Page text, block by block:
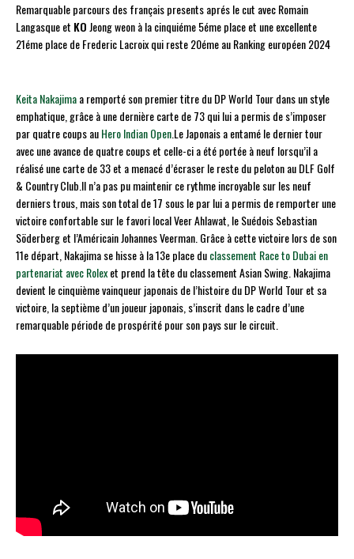
Remarquable parcours des français presents aprés le cut avec Romain
Langasque et KO Jeong weon à la cinquiéme 5éme place et une excellente
21éme place de Frederic Lacroix qui reste 20éme au Ranking européen 2024
Keita Nakajimaa remporté son premier titre du DP World Tour dans un style
emphatique, grâce à une dernière carte de 73 qui lui a permis de s’imposer
par quatre coups auHero Indian Open.Le Japonais a entamé le dernier tour
avec une avance de quatre coups et celle-ci a été portée à neuf lorsqu’il a
réalisé une carte de 33 et a menacé d’écraser le reste du peloton au DLF Golf
& Country Club.Il n’a pas pu maintenir ce rythme incroyable sur les neuf
derniers trous, mais son total de 17 sous le par lui a permis de remporter une
victoire confortable sur le favori local Veer Ahlawat, le Suédois Sebastian
Söderberg et l’Américain Johannes Veerman. Grâce à cette victoire lors de son
11e départ, Nakajima se hisse à la 13e place duclassement Race to Dubai en
partenariat avec Rolexet prend la tête du classement Asian Swing. Nakajima
devient le cinquième vainqueur japonais de l’histoire du DP World Tour et sa
victoire, la septième d’un joueur japonais, s’inscrit dans le cadre d’une
remarquable période de prospérité pour son pays sur le circuit.